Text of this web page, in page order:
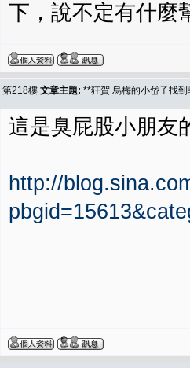
下，說不定有什麼
第218樓 文章主題: **狂賀 烏梅的小岱子找
這是臭屁股小朋友
http://